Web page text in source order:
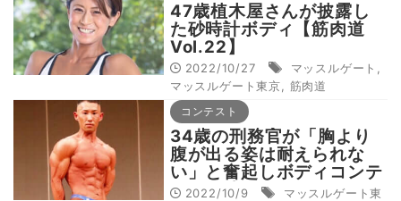
47歳植木屋さんが披露し
た砂時計ボディ【筋肉道
Vol.22】
2022/10/27 マッスルゲート
マッスルゲート東京
筋肉道
コンテスト
34歳の刑務官が「胸より
腹が出る姿は耐えられな
い」と奮起しボディコンテ
スト優勝
2022/10/9
マッスルゲート東